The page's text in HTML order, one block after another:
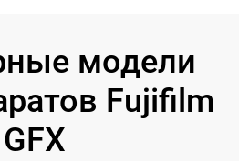
модели
Fujifilm
GFX